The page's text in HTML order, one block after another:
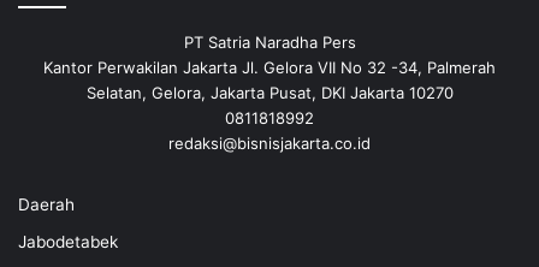
PT Satria Naradha Pers
Kantor Perwakilan Jakarta Jl. Gelora VII No 32 -34, Palmerah
Selatan, Gelora, Jakarta Pusat, DKI Jakarta 10270
0811818992
redaksi@bisnisjakarta.co.id
Daerah
Jabodetabek